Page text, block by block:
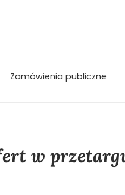
Zamówienia publiczne
w